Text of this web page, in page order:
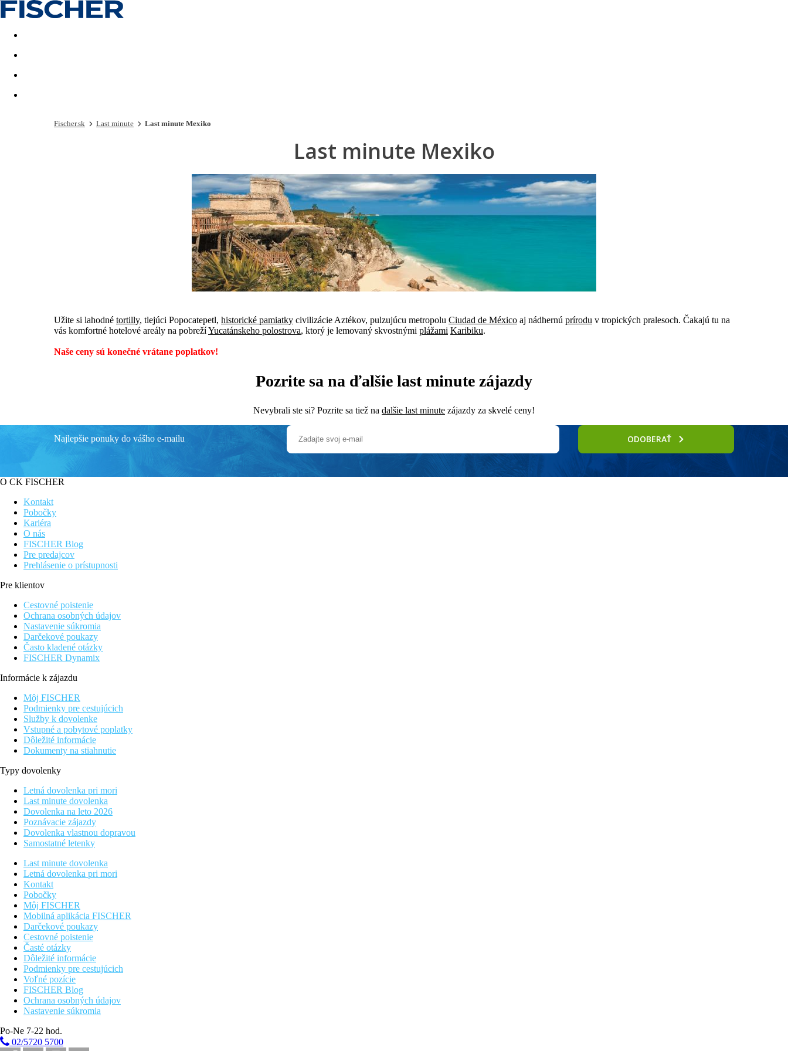
Last minute Dovolenkové kluby
Fischer.sk Last minute Last minute Mexiko
Last minute Mexiko
Užite si lahodné tortilly, tlejúci Popocatepetl, historické pamiatky civilizácie Aztékov, pulzujúcu metropolu Ciudad de México aj nádhernú prírodu v tropických pralesoch. Čakajú tu na
vás komfortné hotelové areály na pobrežíYucatánskeho polostrova, ktorý je lemovaný skvostnými plážami Karibiku.
Naše ceny sú konečné vrátane poplatkov!
Pozrite sa na ďalšie last minute zájazdy
Nevybrali ste si? Pozrite sa tiež na dalšie last minute zájazdy za skvelé ceny!
Najlepšie ponuky do vášho e-mailu ODOBERAŤ
O CK FISCHER
Kontakt
Pobočky
Kariéra
O nás
FISCHER Blog
Pre predajcov
Prehlásenie o prístupnosti
Pre klientov
Cestovné poistenie
Ochrana osobných údajov
Nastavenie súkromia
Darčekové poukazy
Často kladené otázky
FISCHER Dynamix
Informácie k zájazdu
Môj FISCHER
Podmienky pre cestujúcich
Služby k dovolenke
Vstupné a pobytové poplatky
Dôležité informácie
Dokumenty na stiahnutie
Typy dovolenky
Letná dovolenka pri mori
Last minute dovolenka
Dovolenka na leto 2026
Poznávacie zájazdy
Dovolenka vlastnou dopravou
Samostatné letenky
Last minute dovolenka
Letná dovolenka pri mori
Kontakt
Pobočky
Môj FISCHER
Mobilná aplikácia FISCHER
Darčekové poukazy
Cestovné poistenie
Časté otázky
Dôležité informácie
Podmienky pre cestujúcich
Voľné pozície
FISCHER Blog
Ochrana osobných údajov
Nastavenie súkromia
Po-Ne 7-22 hod.
02/5720 5700